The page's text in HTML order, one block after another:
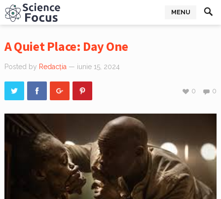
MENU
A Quiet Place: Day One
Posted by Redacția — iunie 15, 2024
0
0